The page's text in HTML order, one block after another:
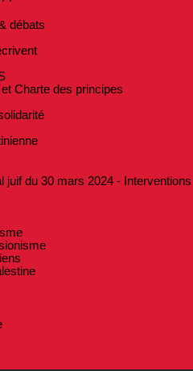
débats
Charte des principes
juif du 30 mars 2024 - Interventions